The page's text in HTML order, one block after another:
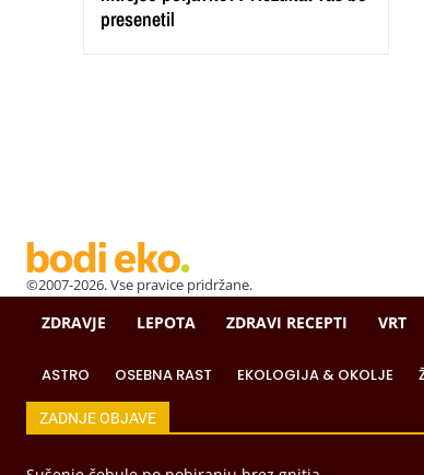
presenetil
©2007-2026. Vse pravice pridržane.
ZDRAVJE LEPOTA ZDRAVI RECEPTI VRT
ASTRO OSEBNA RAST EKOLOGIJA & OKOLJE
ZADNJE OBJAVE